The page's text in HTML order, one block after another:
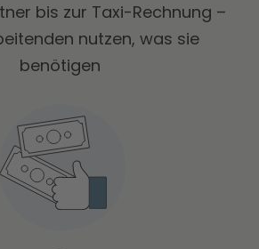
bis zur Taxi-Rechnung –
nutzen, was sie
benötigen